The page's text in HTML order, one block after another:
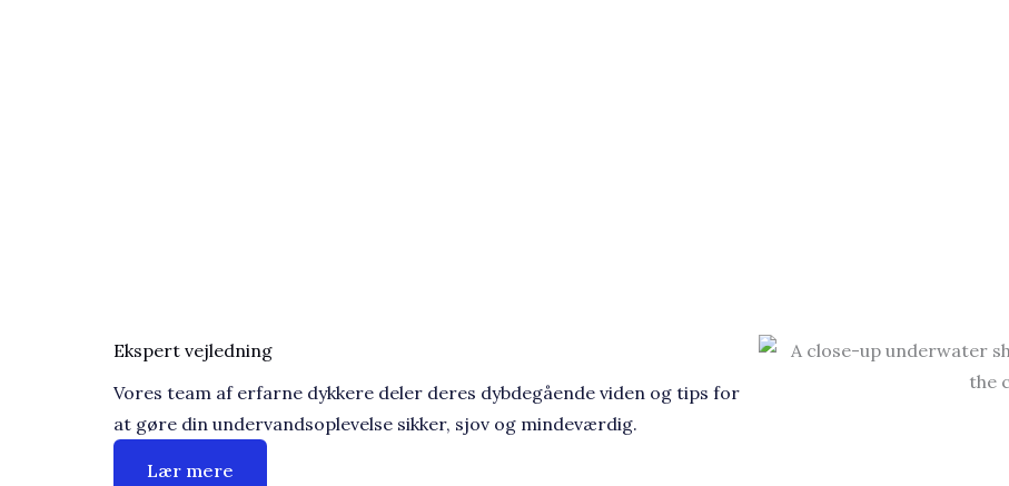
Ekspert vejledning​
Vores team af erfarne dykkere deler deres dybdegående viden og tips for
at gøre din undervandsoplevelse sikker, sjov og mindeværdig.
Lær mere